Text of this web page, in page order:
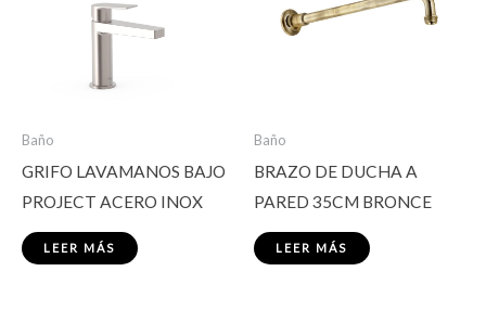
Baño
GRIFO LAVAMANOS BAJO
PROJECT ACERO INOX
LEER MÁS
Baño
BRAZO DE DUCHA A
PARED 35CM BRONCE
LEER MÁS